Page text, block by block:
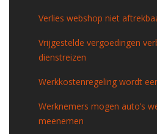
Verlies webshop niet
Vrijgestelde vergoedingen
dienstreizen
Werkkostenregeling wordt
Werknemers mogen auto’s
meenemen